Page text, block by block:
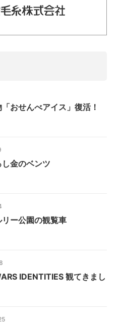
おせんべアイス」復活！
金のベンツ
ー公園の観覧車
IDENTITIES 観てきまし